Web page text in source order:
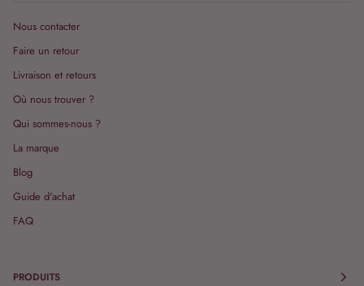
Nous contacter
Faire un retour
Livraison et retours
Où nous trouver ?
Qui sommes-nous ?
La marque
Blog
Guide d'achat
FAQ
PRODUITS